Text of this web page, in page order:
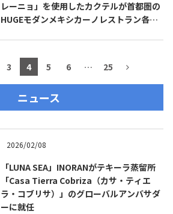
レーニョ」を使用したカクテルが首都圏の
HUGEモダンメキシカーノレストラン各店
3 4 5 6 … 25
ニュース
2026/02/08
「LUNA SEA」INORANがテキーラ蒸留所
「Casa Tierra Cobriza（カサ・ティエ
ラ・コブリサ）」のグローバルアンバサダ
ーに就任